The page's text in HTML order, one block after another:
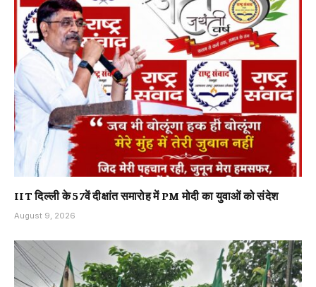
IIT दिल्ली के 57वें दीक्षांत समारोह में PM मोदी का युवाओं को संदेश
August 9, 2026